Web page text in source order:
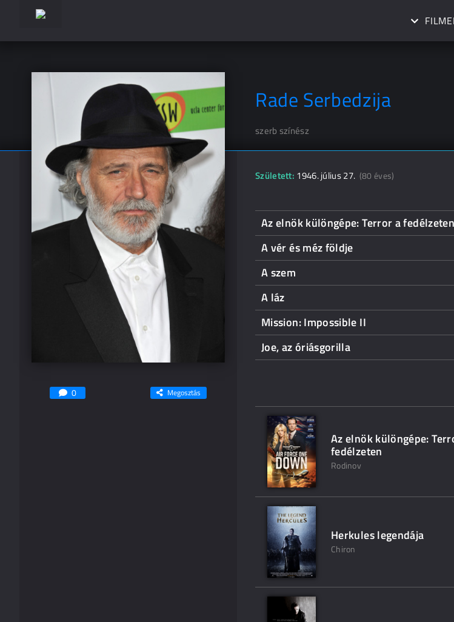
Rade Serbedzija
szerb színész
0 Megosztás
Született: 1946. július 27. (80 éves)
Az elnök különgépe: Terror a fedélzeten
A vér és méz földje
A szem
A láz
Mission: Impossible II
Joe, az óriásgorilla
Az elnök különgépe:
fedélzeten
Rodinov
Herkules legendája
Chiron